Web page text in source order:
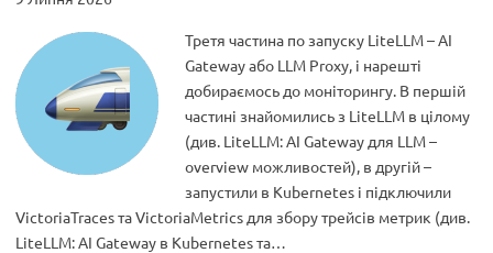
Третя частина по запуску LiteLLM – AI
Gateway або LLM Proxy, і нарешті
добираємось до моніторингу. В першій
частині знайомились з LiteLLM в цілому
(див. LiteLLM: AI Gateway для LLM –
overview можливостей), в другій –
запустили в Kubernetes і підключили
VictoriaTraces та VictoriaMetrics для збору трейсів метрик (див.
LiteLLM: AI Gateway в Kubernetes та…